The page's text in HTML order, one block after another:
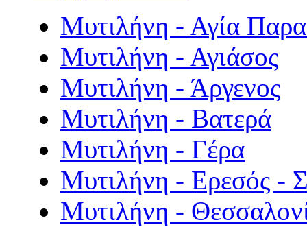
Μυτιλήνη - Αγία
Μυτιλήνη - Αγιάσος
Μυτιλήνη - Άργενος
Μυτιλήνη - Βατερά
Μυτιλήνη - Γέρα
Μυτιλήνη - Ερεσός -
Μυτιλήνη -